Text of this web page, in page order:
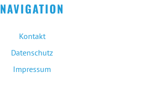
NAVIGATION
Kontakt
Datenschutz
Impressum